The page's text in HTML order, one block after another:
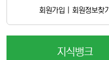
회원가입 회원정보찾기
지식뱅크